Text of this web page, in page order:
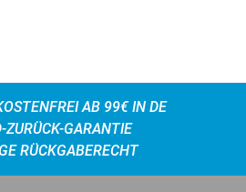
AB 99€ IN DE
ZURÜCK-GARANTIE
RÜCKGABERECHT